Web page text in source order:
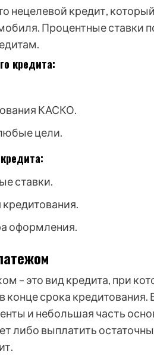
нецелевой кредит,
Процентные ставки
кредита:
КАСКО.
цели.
ставки.
оформления.
– это вид кредита, при
срока кредитования.
и небольшая часть
либо выплатить